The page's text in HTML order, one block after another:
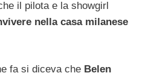
il pilota e la showgirl
nella casa milanese
fa si diceva che Belen